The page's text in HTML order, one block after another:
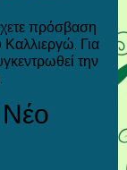
πρόσβαση
Για
την
Νέο